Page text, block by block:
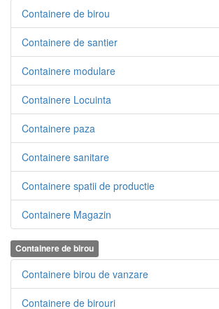
Containere de birou
Containere de santier
Containere modulare
Containere Locuinta
Containere paza
Containere sanitare
Containere spatii de productie
Containere Magazin
Containere de birou
Containere birou de vanzare
Containere de birouri